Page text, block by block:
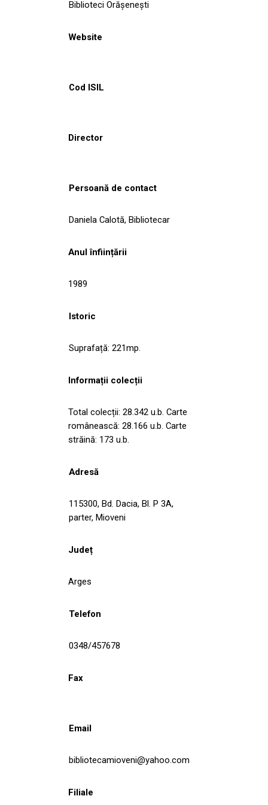
Biblioteci Orășenești
Website
Cod ISIL
Director
Persoană de contact
Daniela Calotă, Bibliotecar
Anul înființării
1989
Istoric
Suprafață: 221mp.
Informații colecții
Total colecții: 28.342 u.b. Carte
românească: 28.166 u.b. Carte
străină: 173 u.b.
Adresă
115300, Bd. Dacia, Bl. P 3A,
parter, Mioveni
Județ
Arges
Telefon
0348/457678
Fax
Email
bibliotecamioveni@yahoo.com
Filiale